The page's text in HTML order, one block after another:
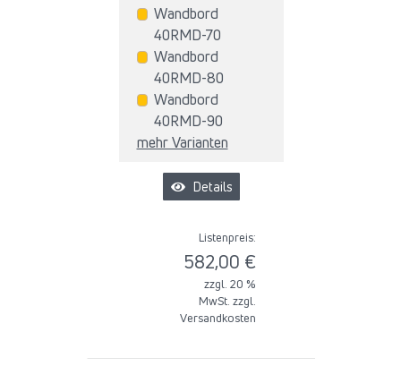
Wandbord
40RMD-70
Wandbord
40RMD-80
Wandbord
40RMD-90
mehr Varianten
Details
Listenpreis:
582,00 €
zzgl. 20 %
MwSt. zzgl.
Versandkosten